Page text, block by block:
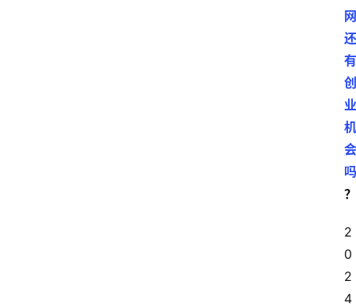
网
还
有
创
业
机
会
吗
？
2
0
2
4